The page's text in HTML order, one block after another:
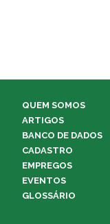
QUEM SOMOS
ARTIGOS
BANCO DE DADOS
CADASTRO
EMPREGOS
EVENTOS
GLOSSÁRIO